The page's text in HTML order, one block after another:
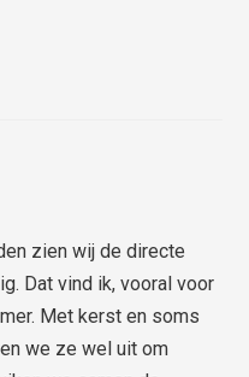
zien wij de directe
Dat vind ik, vooral voor
Met kerst en soms
we ze wel uit om